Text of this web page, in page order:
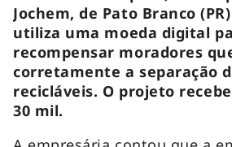
Jochem, de Pato Branco
utiliza uma moeda digital
recompensar moradores
corretamente a separação
recicláveis. O projeto
30 mil.